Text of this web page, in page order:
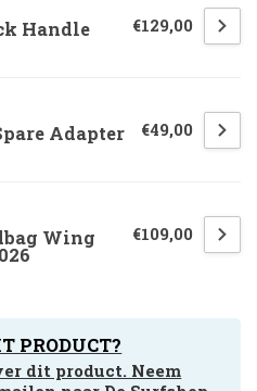
Handle €129,00
Adapter €49,00
Wing €109,00
PRODUCT?
dit product. Neem